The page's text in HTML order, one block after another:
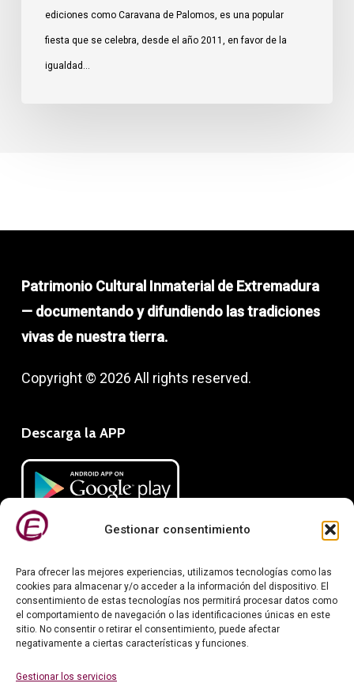
Gestionar consentimiento
Para ofrecer las mejores experiencias, utilizamos tecnologías como las
cookies para almacenar y/o acceder a la información del dispositivo. El
consentimiento de estas tecnologías nos permitirá procesar datos como
el comportamiento de navegación o las identificaciones únicas en este
sitio. No consentir o retirar el consentimiento, puede afectar
negativamente a ciertas características y funciones.
Gestionar los servicios
ediciones como Caravana de Palomos, es una popular
fiesta que se celebra, desde el año 2011, en favor de la
igualdad…
Patrimonio Cultural Inmaterial de Extremadura
— documentando y difundiendo las tradiciones
vivas de nuestra tierra.
Copyright © 2026 All rights reserved.
Descarga la APP
Información legal